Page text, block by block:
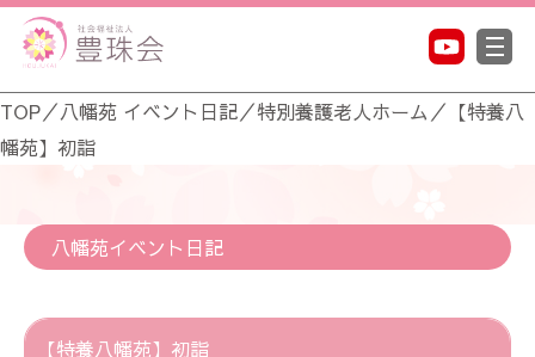
TOP／八幡苑 イベント日記／特別養護老人ホーム ／ 【特養八
幡苑】初詣
八幡苑イベント日記
【特養八幡苑】初詣